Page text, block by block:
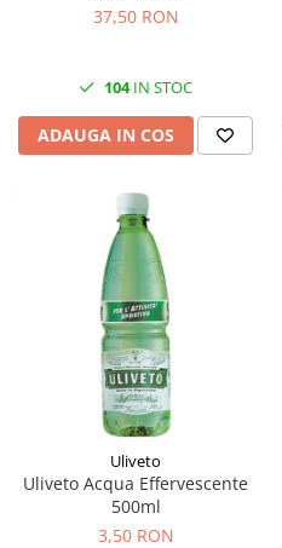
37,50 RON
104IN STOC
ADAUGA IN COS
Uliveto
Uliveto Acqua Effervescente
500ml
3,50 RON